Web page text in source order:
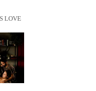
LOVE